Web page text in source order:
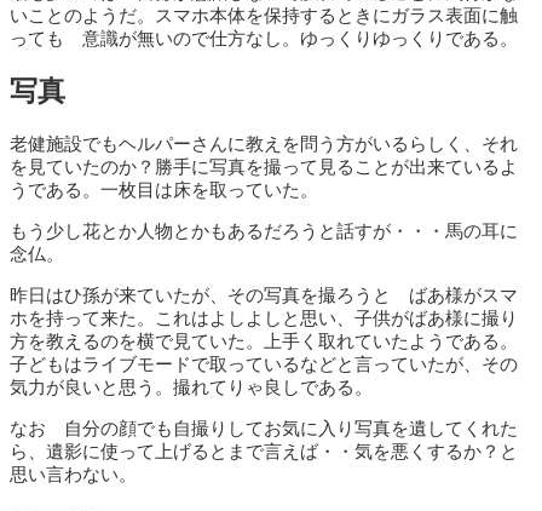
いことのようだ。スマホ本体を保持するときにガラス表面に触
っても 意識が無いので仕方なし。ゆっくりゆっくりである。
写真
老健施設でもヘルパーさんに教えを問う方がいるらしく、それ
を見ていたのか？勝手に写真を撮って見ることが出来ているよ
うである。一枚目は床を取っていた。
もう少し花とか人物とかもあるだろうと話すが・・・馬の耳に
念仏。
昨日はひ孫が来ていたが、その写真を撮ろうと ばあ様がスマ
ホを持って来た。これはよしよしと思い、子供がばあ様に撮り
方を教えるのを横で見ていた。上手く取れていたようである。
子どもはライブモードで取っているなどと言っていたが、その
気力が良いと思う。撮れてりゃ良しである。
なお 自分の顔でも自撮りしてお気に入り写真を遺してくれた
ら、遺影に使って上げるとまで言えば・・気を悪くするか？と
思い言わない。